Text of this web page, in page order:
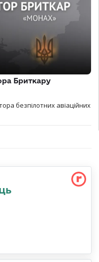
Бриткару
безпілотних авіаційних